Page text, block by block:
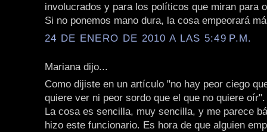
involucrados y para los políticos que miran para
Si no ponemos mano dura, la cosa empeorará
24 DE ENERO DE 2010 A LAS 5:49 P.M.
Mariana dijo...
Como dijiste en un artículo "no hay peor ciego
quiere ver ni peor sordo que el que no quiere oír".
La cosa es sencilla, muy sencilla, y me parece
hizo este funcionario. Es hora de que alguien